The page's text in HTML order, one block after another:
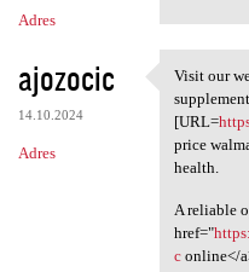
Adres
ajozocic
14.10.2024
Adres
Visit our
Visit our
[URL=
price
health.
A reliable
href="
conline</